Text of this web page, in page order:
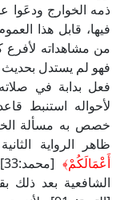
ذمه الخوارج ودعَوا
فيها، قابل هذا
من مشاهداته لأفرع
فهو لم يستدل
فعل بدابة في
لأحواله استنبط
خصص به مسألة
ظاهر الرواية
أَعْمَالَكُمْ﴾
الشافعية بعد ذلك